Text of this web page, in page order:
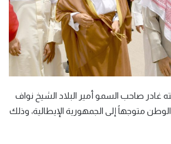
غادر صاحب السمو أمير البلاد الشيخ نواف
متوجهاً إلى الجمهورية الإيطالية، وذلك